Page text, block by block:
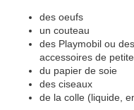
des oeufs
un couteau
des Playmobil ou
accessoires de
du papier de soie
des ciseaux
de la colle (liquide,